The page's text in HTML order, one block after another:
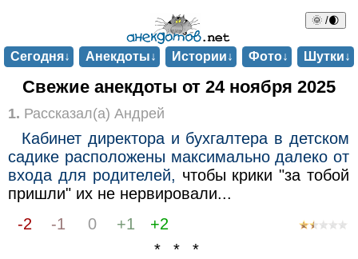
🌞 /🌒
Сегодня↓ Анекдоты↓ Истории↓ Фото↓ Шутки↓
Свежие анекдоты от 24 ноября 2025
1. Рассказал(а) Андрей
Кабинет директора и бухгалтера в детском
садике расположены максимально далеко от
входа для родителей, чтобы крики "за тобой
пришли" их не нервировали...
-2
-1 0 +1
+2
* * *